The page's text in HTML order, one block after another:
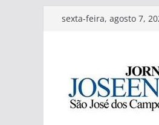
Pularsexta-feira, agosto 7,